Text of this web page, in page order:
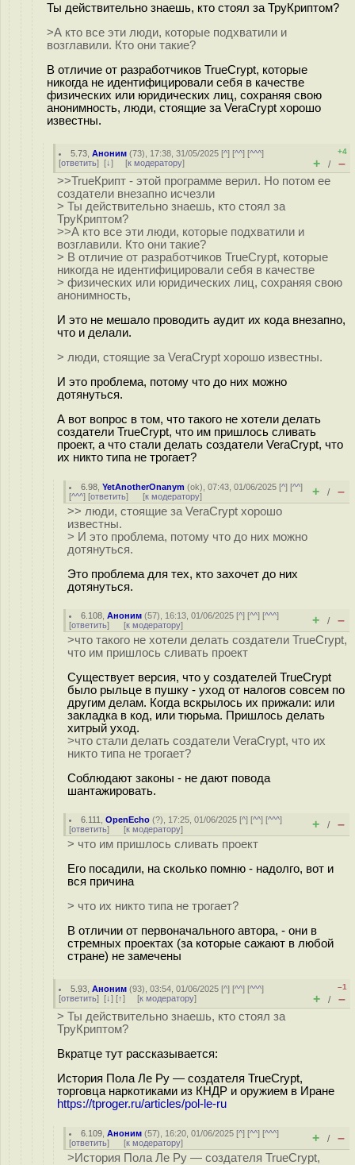
Ты действительно знаешь, кто стоял за ТруКриптом?
>А кто все эти люди, которые подхватили и
возглавили. Кто они такие?
В отличие от разработчиков TrueCrypt, которые
никогда не идентифицировали себя в качестве
физических или юридических лиц, сохраняя свою
анонимность, люди, стоящие за VeraCrypt хорошо
известны.
5.73 ,Аноним (73), 17:38, 31/05/2025 [^] [^^] [^^^]
[ответить] [↓] [к модератору]
+4
+ / –
>>TrueКрипт - этой программе верил. Но потом ее
создатели внезапно исчезли
> Ты действительно знаешь, кто стоял за
ТруКриптом?
>>А кто все эти люди, которые подхватили и
возглавили. Кто они такие?
> В отличие от разработчиков TrueCrypt, которые
никогда не идентифицировали себя в качестве
> физических или юридических лиц, сохраняя свою
анонимность,
И это не мешало проводить аудит их кода внезапно,
что и делали.
> люди, стоящие за VeraCrypt хорошо известны.
И это проблема, потому что до них можно
дотянуться.
А вот вопрос в том, что такого не хотели делать
создатели TrueCrypt, что им пришлось сливать
проект, а что стали делать создатели VeraCrypt, что
их никто типа не трогает?
6.98 ,YetAnotherOnanym (ok), 07:43, 01/06/2025 [^] [^^]
[^^^] [ответить] [к модератору] + / –
>> люди, стоящие за VeraCrypt хорошо
известны.
> И это проблема, потому что до них можно
дотянуться.
Это проблема для тех, кто захочет до них
дотянуться.
6.108 ,Аноним (57), 16:13, 01/06/2025 [^] [^^] [^^^]
[ответить] [к модератору] + / –
>что такого не хотели делать создатели TrueCrypt,
что им пришлось сливать проект
Существует версия, что у создателей TrueCrypt
было рыльце в пушку - уход от налогов совсем по
другим делам. Когда вскрылось их прижали: или
закладка в код, или тюрьма. Пришлось делать
хитрый уход.
>что стали делать создатели VeraCrypt, что их
никто типа не трогает?
Соблюдают законы - не дают повода
шантажировать.
6.111 ,OpenEcho (?), 17:25, 01/06/2025 [^] [^^] [^^^]
[ответить] [к модератору] + / –
> что им пришлось сливать проект
Его посадили, на сколько помню - надолго, вот и
вся причина
> что их никто типа не трогает?
В отличии от первоначального автора, - они в
стремных проектах (за которые сажают в любой
стране) не замечены
5.93 ,Аноним (93), 03:54, 01/06/2025 [^] [^^] [^^^]
[ответить] [↓] [↑] [к модератору]
–1
+ / –
> Ты действительно знаешь, кто стоял за
ТруКриптом?
Вкратце тут рассказывается:
История Пола Ле Ру — создателя TrueCrypt,
торговца наркотиками из КНДР и оружием в Иране
https://tproger.ru/articles/pol-le-ru
6.109 ,Аноним (57), 16:20, 01/06/2025 [^] [^^] [^^^]
[ответить] [к модератору] + / –
>История Пола Ле Ру — создателя TrueCrypt,